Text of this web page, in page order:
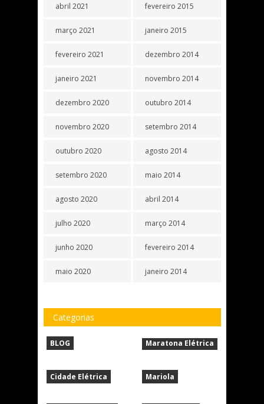
abril 2021
março 2021
fevereiro 2021
janeiro 2021
dezembro 2020
novembro 2020
outubro 2020
setembro 2020
agosto 2020
julho 2020
junho 2020
maio 2020
fevereiro 2015
janeiro 2015
dezembro 2014
novembro 2014
outubro 2014
setembro 2014
agosto 2014
maio 2014
abril 2014
março 2014
fevereiro 2014
janeiro 2014
Categorias
BLOG
Cidade Elétrica
Maratona Elétrica
Mariola